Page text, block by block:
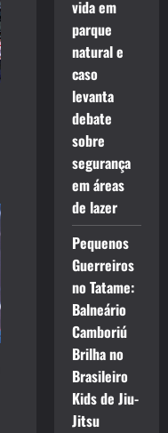
vida em
parque
natural e
caso
levanta
debate
sobre
segurança
em áreas
de lazer
Pequenos
Guerreiros
no Tatame:
Balneário
Camboriú
Brilha no
Brasileiro
Kids de Jiu-
Jitsu